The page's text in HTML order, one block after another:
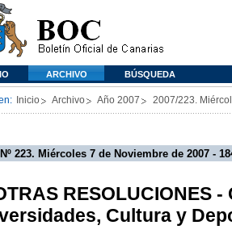
ARCHIVO BÚSQUEDA
Inicio Archivo Año 2007 2007/223.
223. Miércoles 7 de Noviembre de 2007 -
RESOLUCIONES
Cultura y